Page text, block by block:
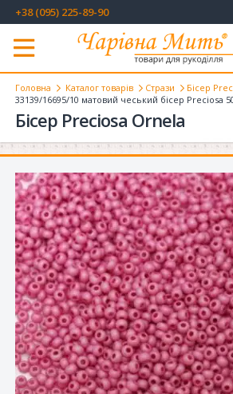
+38 (095) 225-89-90
Меню
Головна Каталог товарів Стрази
Бісер
33139/16695/10 матовий чеський бісер Preciosa
Бісер Preciosa Ornela